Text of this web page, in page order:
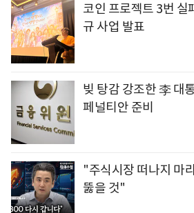
코인 프로젝트 3번 실
규 사업 발표
빚 탕감 강조한 李 대
페널티안 준비
"주식시장 떠나지 마
뚫을 것"